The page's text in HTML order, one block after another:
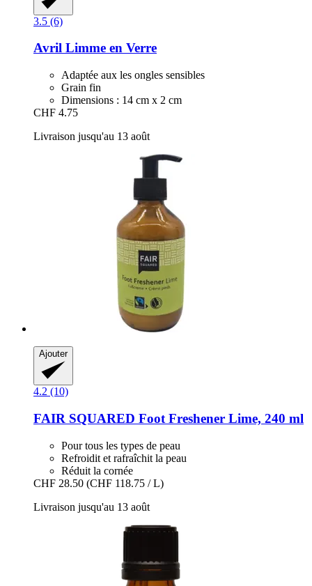
3.5 (6)
Avril Limme en Verre
Adaptée aux les ongles sensibles
Grain fin
Dimensions : 14 cm x 2 cm
CHF 4.75
Livraison jusqu'au 13 août
Ajouter
4.2 (10)
FAIR SQUARED Foot Freshener Lime, 240 ml
Pour tous les types de peau
Refroidit et rafraîchit la peau
Réduit la cornée
CHF 28.50 (CHF 118.75 / L)
Livraison jusqu'au 13 août